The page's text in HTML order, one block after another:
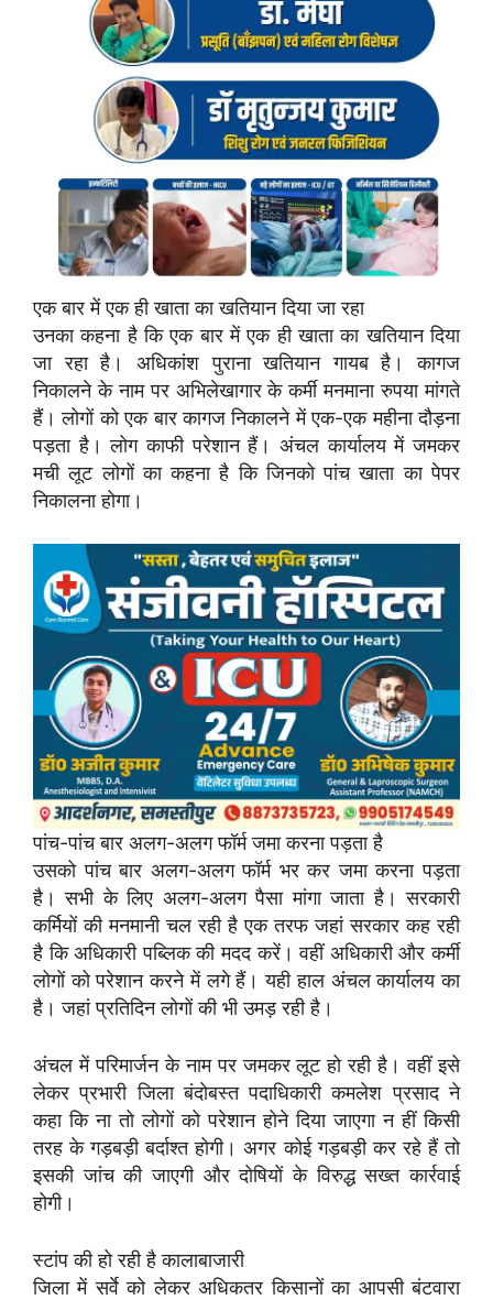
एक बार में एक ही खाता का खतियान दिया जा रहा
उनका कहना है कि एक बार में एक ही खाता का खतियान दिया
जा रहा है। अधिकांश पुराना खतियान गायब है। कागज
निकालने के नाम पर अभिलेखागार के कर्मी मनमाना रुपया मांगते
हैं। लोगों को एक बार कागज निकालने में एक-एक महीना दौड़ना
पड़ता है। लोग काफी परेशान हैं। अंचल कार्यालय में जमकर
मची लूट लोगों का कहना है कि जिनको पांच खाता का पेपर
निकालना होगा।
पांच-पांच बार अलग-अलग फॉर्म जमा करना पड़ता है
उसको पांच बार अलग-अलग फॉर्म भर कर जमा करना पड़ता
है। सभी के लिए अलग-अलग पैसा मांगा जाता है। सरकारी
कर्मियों की मनमानी चल रही है एक तरफ जहां सरकार कह रही
है कि अधिकारी पब्लिक की मदद करें। वहीं अधिकारी और कर्मी
लोगों को परेशान करने में लगे हैं। यही हाल अंचल कार्यालय का
है। जहां प्रतिदिन लोगों की भी उमड़ रही है।
अंचल में परिमार्जन के नाम पर जमकर लूट हो रही है। वहीं इसे
लेकर प्रभारी जिला बंदोबस्त पदाधिकारी कमलेश प्रसाद ने
कहा कि ना तो लोगों को परेशान होने दिया जाएगा न हीं किसी
तरह के गड़बड़ी बर्दाश्त होगी। अगर कोई गड़बड़ी कर रहे हैं तो
इसकी जांच की जाएगी और दोषियों के विरुद्ध सख्त कार्रवाई
होगी।
स्टांप की हो रही है कालाबाजारी
जिला में सर्वे को लेकर अधिकतर किसानों का आपसी बंटवारा